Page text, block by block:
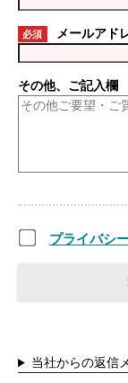
必須 メールアド
その他、ご記入欄
プライバシ
当社からの返信